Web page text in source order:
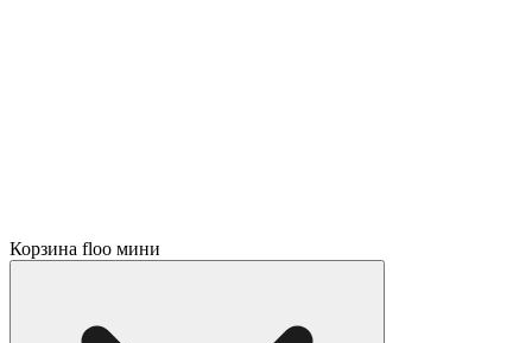
Корзина floo мини